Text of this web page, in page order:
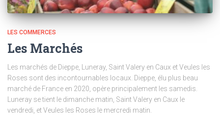
LES COMMERCES
Les Marchés
Les marchés de Dieppe, Luneray, Saint Valery en Caux et Veules les
Roses sont des incontournables locaux. Dieppe, élu plus beau
marché de France en 2020, opère principalement les samedis.
Luneray se tient le dimanche matin, Saint Valery en Caux le
vendredi, et Veules les Roses le mercredi matin.